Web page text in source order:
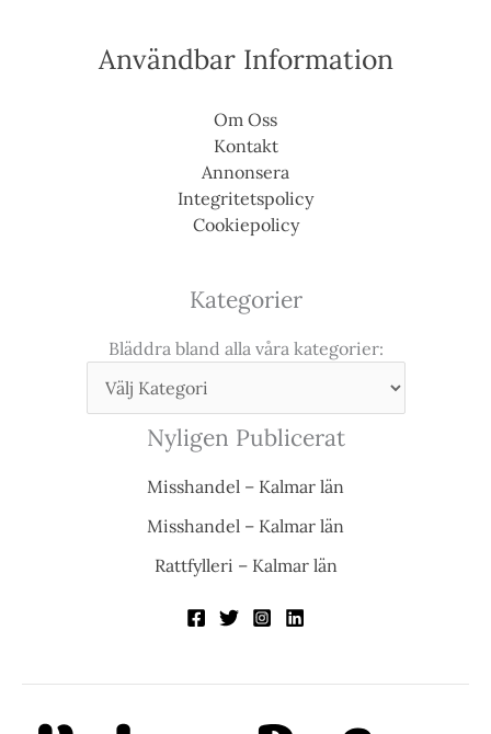
Användbar Information
Om Oss
Kontakt
Annonsera
Integritetspolicy
Cookiepolicy
Kategorier
Bläddra bland alla våra kategorier:
Nyligen Publicerat
Misshandel – Kalmar län
Misshandel – Kalmar län
Rattfylleri – Kalmar län